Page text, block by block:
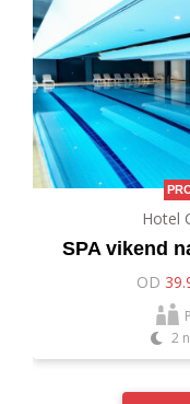
Hotel
SPA vikend
OD
2